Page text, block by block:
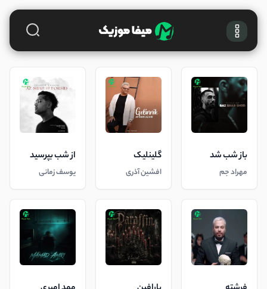
باز شب شد
مهراد جم
گلینلیک
افشین آذری
از شب بپرسید
یوسف زمانی